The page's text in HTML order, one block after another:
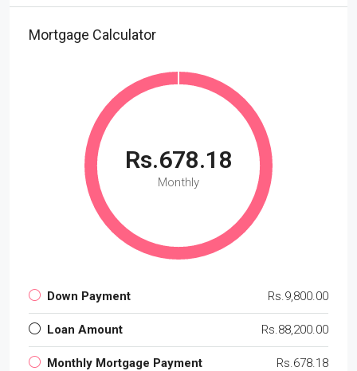
Mortgage Calculator
Rs.678.18
Monthly
Down Payment Rs.9,800.00
Loan Amount Rs.88,200.00
Monthly Mortgage Payment Rs.678.18